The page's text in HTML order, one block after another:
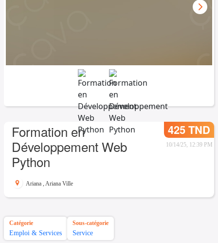
Formation en
Développement Web
Python
425 TND
10/14/25, 12:39 PM
Ariana , Ariana Ville
Catégorie
Emploi & Services
Sous-catégorie
Service